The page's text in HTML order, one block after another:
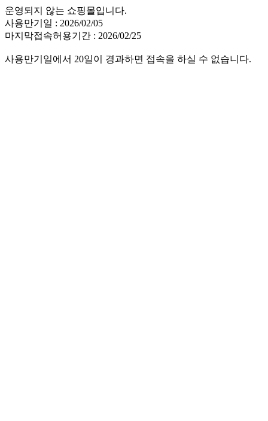
운영되지 않는 쇼핑몰입니다.
사용만기일 : 2026/02/05
마지막접속허용기간 : 2026/02/25
사용만기일에서 20일이 경과하면 접속을 하실 수 없습니다.